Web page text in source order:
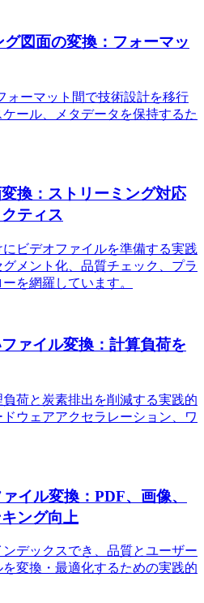
図面の変換：フォーマッ
ォーマット間で技術設計を移行
ール、メタデータを保持するた
換：ストリーミング対応
ティス
ビデオファイルを準備する実践
メント化、品質チェック、プラ
を網羅しています。
ァイル変換：計算負荷を
荷と炭素排出を削減する実践的
ウェアアクセラレーション、ワ
イル変換：PDF、画像、
ング向上
デックスでき、品質とユーザー
変換・最適化するための実践的